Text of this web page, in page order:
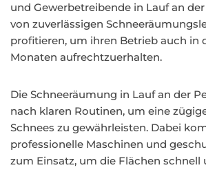
und Gewerbetreibende in Lauf an
von zuverlässigen
profitieren, um ihren Betrieb auch in
Monaten aufrechtzuerhalten.
Die Schneeräumung in Lauf an der
nach klaren Routinen, um eine
Schnees zu gewährleisten. Dabei
professionelle Maschinen und
zum Einsatz, um die Flächen schnell